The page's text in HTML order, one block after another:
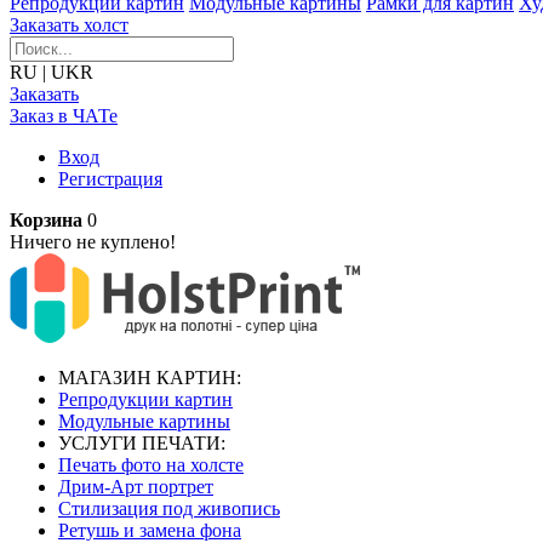
Заказать холст
RU | UKR
Заказать
Заказ в ЧАТе
Вход
Регистрация
Корзина 0
Ничего не куплено!
МАГАЗИН КАРТИН:
Репродукции картин
Модульные картины
УСЛУГИ ПЕЧАТИ:
Печать фото на холсте
Дрим-Арт портрет
Стилизация под живопись
Ретушь и замена фона